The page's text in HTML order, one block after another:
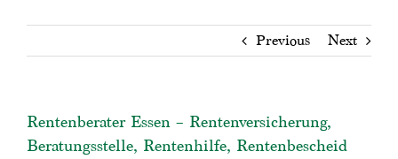
Previous Next
Rentenberater Essen – Rentenversicherung,
Beratungsstelle, Rentenhilfe, Rentenbescheid